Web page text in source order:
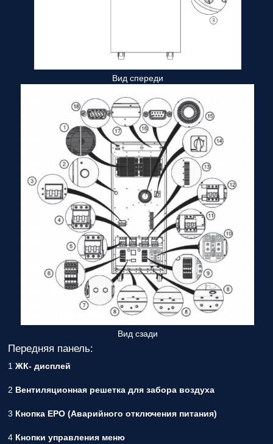
Вид спереди
Вид сзади
Передняя панель:
1 ЖК- дисплей
2 Вентиляционная решетка для забора воздуха
3 Кнопка EPO (Аварийного отключения питания)
4 Кнопки управления меню